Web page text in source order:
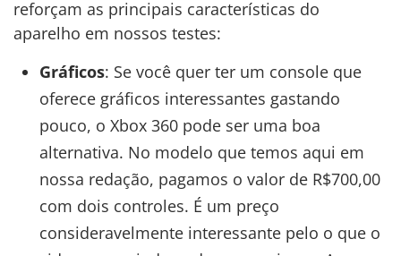
reforçam as principais características do
aparelho em nossos testes:
Gráficos: Se você quer ter um console que
oferece gráficos interessantes gastando
pouco, o Xbox 360 pode ser uma boa
alternativa. No modelo que temos aqui em
nossa redação, pagamos o valor de R$700,00
com dois controles. É um preço
consideravelmente interessante pelo o que o